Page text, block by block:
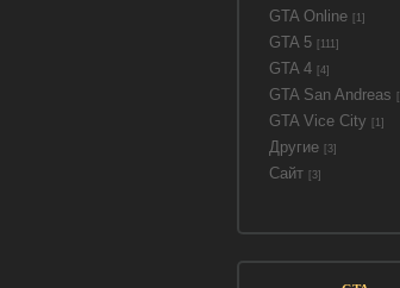
GTA Online [1]
GTA 5 [111]
GTA 4 [4]
GTA San Andreas
GTA Vice City [1]
Другие [3]
Сайт [3]